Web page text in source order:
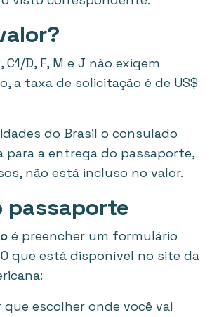
C1/D, F, M e J não exigem
a taxa de solicitação é de US$
do Brasil o consulado
para a entrega do passaporte,
não está incluso no valor.
passaporte
é preencher um formulário
que está disponível no site da
que escolher onde você vai